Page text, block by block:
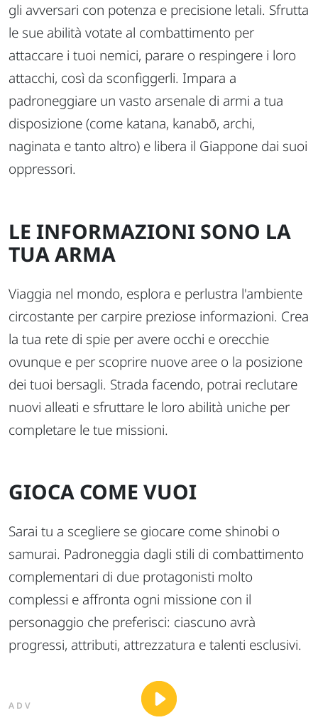
gli avversari con potenza e precisione letali. Sfrutta
le sue abilità votate al combattimento per
attaccare i tuoi nemici, parare o respingere i loro
attacchi, così da sconfiggerli. Impara a
padroneggiare un vasto arsenale di armi a tua
disposizione (come katana, kanabō, archi,
naginata e tanto altro) e libera il Giappone dai suoi
oppressori.
LE INFORMAZIONI SONO LA
TUA ARMA
Viaggia nel mondo, esplora e perlustra l'ambiente
circostante per carpire preziose informazioni. Crea
la tua rete di spie per avere occhi e orecchie
ovunque e per scoprire nuove aree o la posizione
dei tuoi bersagli. Strada facendo, potrai reclutare
nuovi alleati e sfruttare le loro abilità uniche per
completare le tue missioni.
GIOCA COME VUOI
Sarai tu a scegliere se giocare come shinobi o
samurai. Padroneggia dagli stili di combattimento
complementari di due protagonisti molto
complessi e affronta ogni missione con il
personaggio che preferisci: ciascuno avrà
progressi, attributi, attrezzatura e talenti esclusivi.
ADV